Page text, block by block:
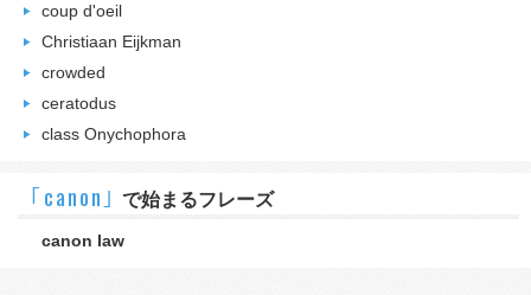
coup d'oeil
Christiaan Eijkman
crowded
ceratodus
class Onychophora
｢canon｣ で始まるフレーズ
canon law